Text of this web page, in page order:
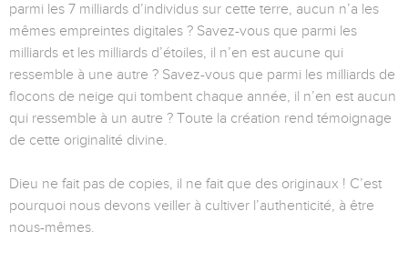
parmi les 7 milliards d’individus sur cette terre, aucun n’a les
mêmes empreintes digitales ? Savez-vous que parmi les
milliards et les milliards d’étoiles, il n’en est aucune qui
ressemble à une autre ? Savez-vous que parmi les milliards de
flocons de neige qui tombent chaque année, il n’en est aucun
qui ressemble à un autre ? Toute la création rend témoignage
de cette originalité divine.
Dieu ne fait pas de copies, il ne fait que des originaux ! C’est
pourquoi nous devons veiller à cultiver l’authenticité, à être
nous-mêmes.